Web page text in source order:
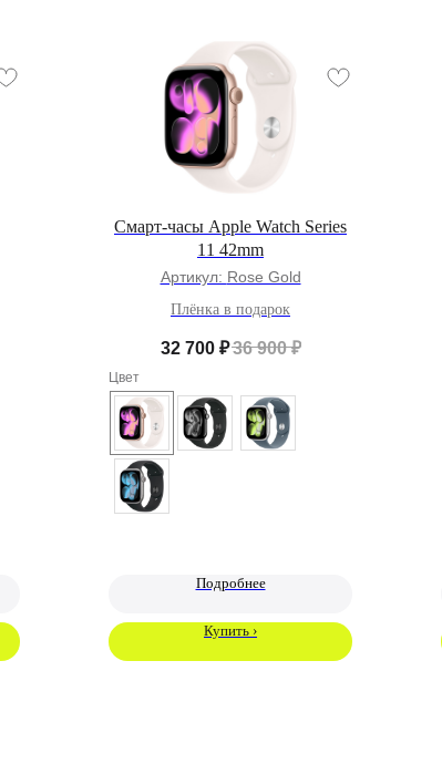
Смарт-часы Apple Watch Series
11 42mm
Артикул: Rose Gold
Плёнка в подарок
32 700 ₽36 900 ₽
Цвет
Подробнее
Купить ›